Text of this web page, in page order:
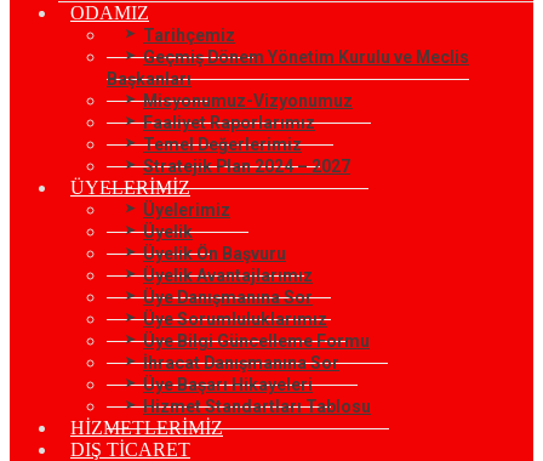
ODAMIZ
Tarihçemiz
Geçmiş Dönem Yönetim Kurulu ve Meclis
Başkanları
Misyonumuz-Vizyonumuz
Faaliyet Raporlarımız
Temel Değerlerimiz
Stratejik Plan 2024 – 2027
ÜYELERİMİZ
Üyelerimiz
Üyelik
Üyelik Ön Başvuru
Üyelik Avantajlarımız
Üye Danışmanına Sor
Üye Sorumluluklarımız
Üye Bilgi Güncelleme Formu
İhracat Danışmanına Sor
Üye Başarı Hikayeleri
Hizmet Standartları Tablosu
HİZMETLERİMİZ
DIŞ TİCARET